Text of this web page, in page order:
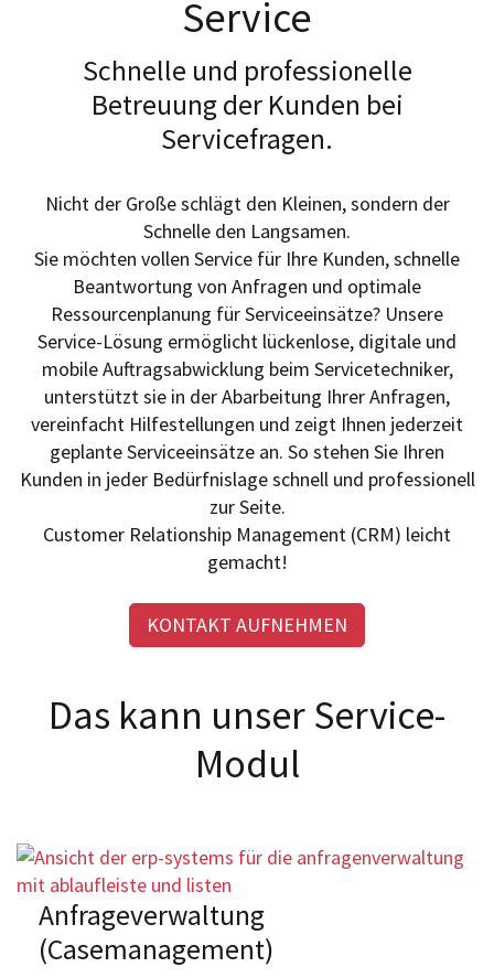
Service
Schnelle und professionelle
Betreuung der Kunden bei
Servicefragen.
Nicht der Große schlägt den Kleinen, sondern der
Schnelle den Langsamen.
Sie möchten vollen Service für Ihre Kunden, schnelle
Beantwortung von Anfragen und optimale
Ressourcenplanung für Serviceeinsätze? Unsere
Service-Lösung ermöglicht lückenlose, digitale und
mobile Auftragsabwicklung beim Servicetechniker,
unterstützt sie in der Abarbeitung Ihrer Anfragen,
vereinfacht Hilfestellungen und zeigt Ihnen jederzeit
geplante Serviceeinsätze an. So stehen Sie Ihren
Kunden in jeder Bedürfnislage schnell und professionell
zur Seite.
Customer Relationship Management (CRM) leicht
gemacht!
KONTAKT AUFNEHMEN
Das kann unser Service-
Modul
Anfrageverwaltung
(Casemanagement)